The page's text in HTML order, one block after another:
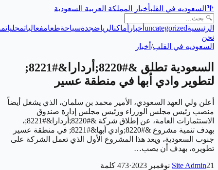
🌴 السعوديه في القلبأخبار المملكة العربية السعودية
الرئيسيةuncategorized أخبار أماكنالرياضجدةسياحةطعامفعالياتمحليات
نحن
السعوديه في القلب/ أخبار
السعودية تطلق &#8220;أردارا&#8221;
لتطوير وادي أبها في منطقة عسير
أعلن ولي العهد السعودي، الأمير محمد بن سلمان، الذي يشغل أيضاً
منصب رئيس مجلس الوزراء ورئيس مجلس إدارة صندوق
الاستثمارات العامة، عن إطلاق شركة &#8220;أردارا&#8221;،
بهدف تنمية مشروع &#8220;وادي أبها&#8221; في منطقة عسير
جنوب السعودية، ويعد هذا المشروع الأول الذي تعمل الشركة على
تطويره، بهدف أن يصب…
Site Admin21 نوفمبر 2023 ·
473 كلمة